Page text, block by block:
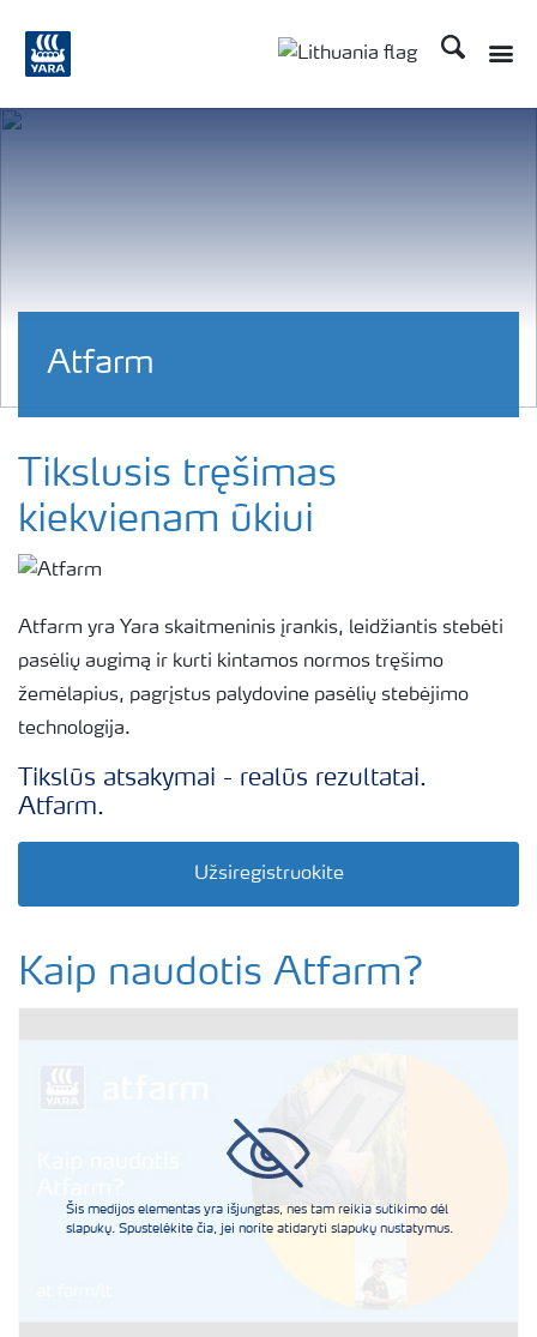
Ieškoti
Atfarm
Tikslusis tręšimas
kiekvienam ūkiui
Atfarm yra Yara skaitmeninis įrankis, leidžiantis stebėti
pasėlių augimą ir kurti kintamos normos tręšimo
žemėlapius, pagrįstus palydovine pasėlių stebėjimo
technologija.
Tikslūs atsakymai - realūs rezultatai.
Atfarm.
Užsiregistruokite
Kaip naudotis Atfarm?
Šis medijos elementas yra išjungtas, nes tam reikia sutikimo dėl
slapukų. Spustelėkite čia, jei norite atidaryti slapukų nustatymus.